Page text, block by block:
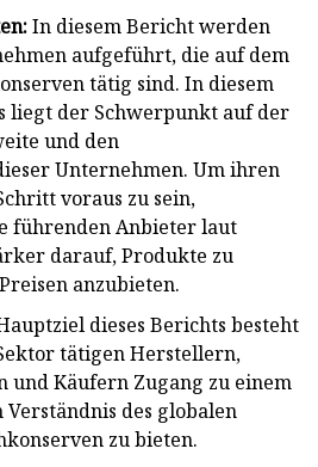
In diesem Bericht werden
aufgeführt, die auf dem
tätig sind. In diesem
liegt der Schwerpunkt auf der
und den
Unternehmen. Um ihren
voraus zu sein,
führenden Anbieter laut
darauf, Produkte zu
anzubieten.
dieses Berichts besteht
tätigen Herstellern,
und Käufern Zugang zu einem
des globalen
zu bieten.